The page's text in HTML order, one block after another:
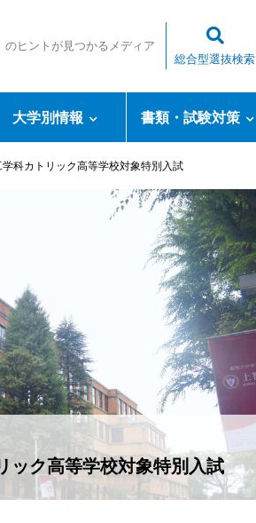
のヒントが見つかるメディア
総合型選抜検索
大学別情報 書類・試験対策
科カトリック高等学校対象特別入試
ック高等学校対象特別入試